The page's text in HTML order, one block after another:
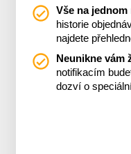
Vše na jednom
historie
najdete
Neunikne vám
notifikacím
dozví o